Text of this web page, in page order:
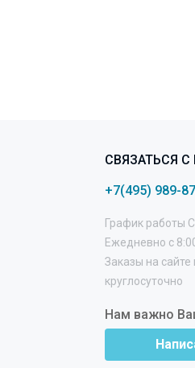
СВЯЗАТЬСЯ
+7(495) 989-
График работы
Ежедневно с
Заказы на
круглосуточно
Нам важно